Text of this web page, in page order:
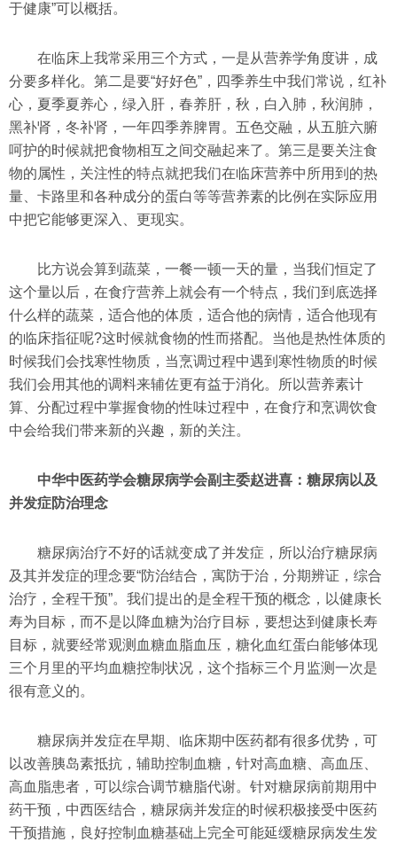
于健康”可以概括。
在临床上我常采用三个方式，一是从营养学角度讲，成
分要多样化。第二是要“好好色”，四季养生中我们常说，红补
心，夏季夏养心，绿入肝，春养肝，秋，白入肺，秋润肺，
黑补肾，冬补肾，一年四季养脾胃。五色交融，从五脏六腑
呵护的时候就把食物相互之间交融起来了。第三是要关注食
物的属性，关注性的特点就把我们在临床营养中所用到的热
量、卡路里和各种成分的蛋白等等营养素的比例在实际应用
中把它能够更深入、更现实。
比方说会算到蔬菜，一餐一顿一天的量，当我们恒定了
这个量以后，在食疗营养上就会有一个特点，我们到底选择
什么样的蔬菜，适合他的体质，适合他的病情，适合他现有
的临床指征呢?这时候就食物的性而搭配。当他是热性体质的
时候我们会找寒性物质，当烹调过程中遇到寒性物质的时候
我们会用其他的调料来辅佐更有益于消化。所以营养素计
算、分配过程中掌握食物的性味过程中，在食疗和烹调饮食
中会给我们带来新的兴趣，新的关注。
中华中医药学会糖尿病学会副主委赵进喜：糖尿病以及
并发症防治理念
糖尿病治疗不好的话就变成了并发症，所以治疗糖尿病
及其并发症的理念要“防治结合，寓防于治，分期辨证，综合
治疗，全程干预”。我们提出的是全程干预的概念，以健康长
寿为目标，而不是以降血糖为治疗目标，要想达到健康长寿
目标，就要经常观测血糖血脂血压，糖化血红蛋白能够体现
三个月里的平均血糖控制状况，这个指标三个月监测一次是
很有意义的。
糖尿病并发症在早期、临床期中医药都有很多优势，可
以改善胰岛素抵抗，辅助控制血糖，针对高血糖、高血压、
高血脂患者，可以综合调节糖脂代谢。针对糖尿病前期用中
药干预，中西医结合，糖尿病并发症的时候积极接受中医药
干预措施，良好控制血糖基础上完全可能延缓糖尿病发生发